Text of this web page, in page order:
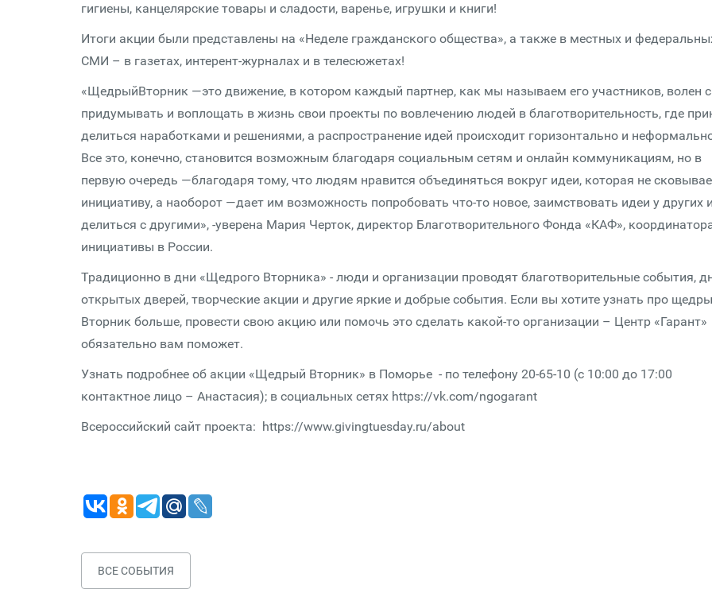
гигиены, канцелярские товары и сладости, варенье, игрушки и книги!
Итоги акции были представлены на «Неделе гражданского общества», а также в местных и
СМИ – в газетах, интерент-журналах и в телесюжетах!
«ЩедрыйВторник —это движение, в котором каждый партнер, как мы называем его участников, волен
придумывать и воплощать в жизнь свои проекты по вовлечению людей в благотворительность, где
делиться наработками и решениями, а распространение идей происходит горизонтально и
Все это, конечно, становится возможным благодаря социальным сетям и онлайн коммуникациям, но в
первую очередь —благодаря тому, что людям нравится объединяться вокруг идеи, которая не
инициативу, а наоборот —дает им возможность попробовать что-то новое, заимствовать идеи у других и
делиться с другими», -уверена Мария Черток, директор Благотворительного Фонда «КАФ»,
инициативы в России.
Традиционно в дни «Щедрого Вторника» - люди и организации проводят благотворительные события,
открытых дверей, творческие акции и другие яркие и добрые события. Если вы хотите узнать про
Вторник больше, провести свою акцию или помочь это сделать какой-то организации – Центр «Гарант»
обязательно вам поможет.
Узнать подробнее об акции «Щедрый Вторник» в Поморье - по телефону 20-65-10 (с 10:00 до 17:00
контактное лицо – Анастасия); в социальных сетях https://vk.com/ngogarant
Всероссийский сайт проекта: https://www.givingtuesday.ru/about
ВСЕ СОБЫТИЯ